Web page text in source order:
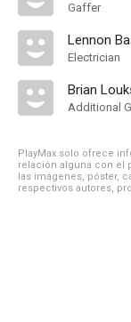
Gaffer
Lennon
Electrician
Brian
Additional
PlayMax solo ofrece
relación alguna con el
las imágenes, póster,
respectivos autores,